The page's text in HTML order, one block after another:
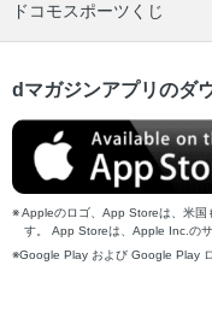
ドコモスポーツくじ
dマガジンアプリのダ
Appleのロゴ、App Storeは、米国
す。 App Storeは、Apple Inc.のサ
Google Play および Google Play